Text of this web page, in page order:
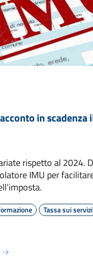
in scadenza
rispetto al 2024.
IMU per
Tassa sui servizi